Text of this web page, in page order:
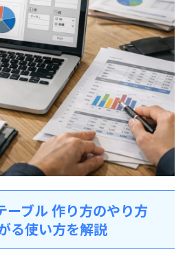
ーブル 作り方のやり方
る使い方を解説